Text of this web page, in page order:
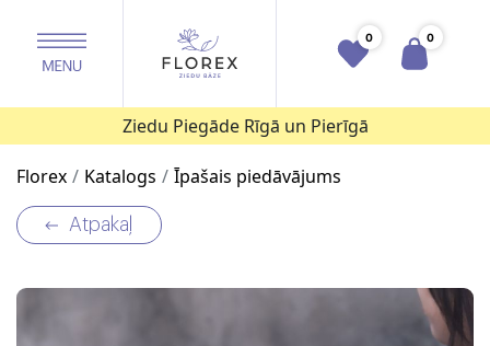
0 0
Ziedu Piegāde Rīgā un Pierīgā
Florex Katalogs Īpašais piedāvājums
Atpakaļ